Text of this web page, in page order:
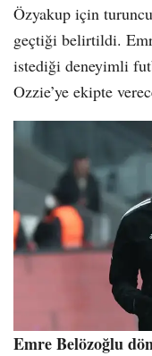
Özyakup için
geçtiği belirtildi.
istediği deneyimli
Ozzie’ye ekipte
Emre Belözoğlu